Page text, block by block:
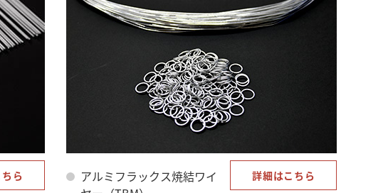
ら
アルミフラックス焼結ワイ
詳細はこちら